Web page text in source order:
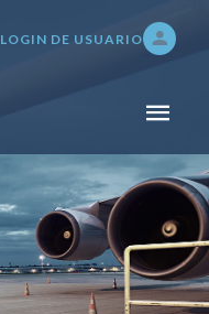
LOGIN DE USUARIO